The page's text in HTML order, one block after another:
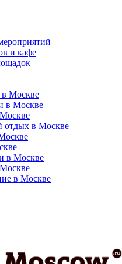
и кафе
в Москве
в Москве
отдых в Москве
в Москве
в Москве